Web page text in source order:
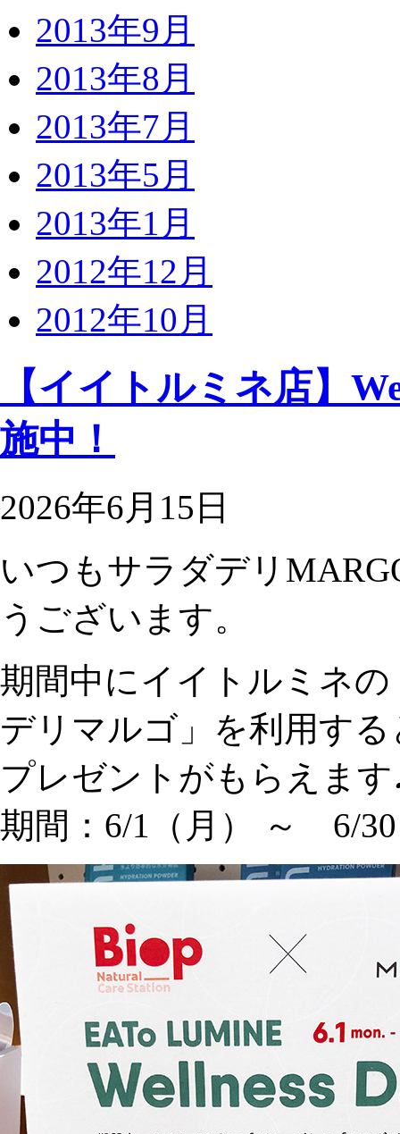
2013年9月
2013年8月
2013年7月
2013年5月
2013年1月
2012年12月
2012年10月
【イイトルミネ店】
施中！
2026年6月15日
いつもサラダデリ
うございます。
期間中にイイトルミネ
デリマルゴ」を利用す
プレゼントがもらえます
期間：6/1（月） ～ 6/